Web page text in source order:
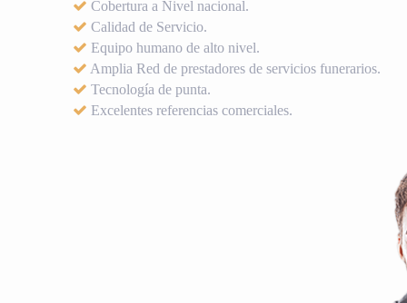
Cobertura a Nivel nacional.
Calidad de Servicio.
Equipo humano de alto nivel.
Amplia Red de prestadores de servicios funerarios.
Tecnología de punta.
Excelentes referencias comerciales.